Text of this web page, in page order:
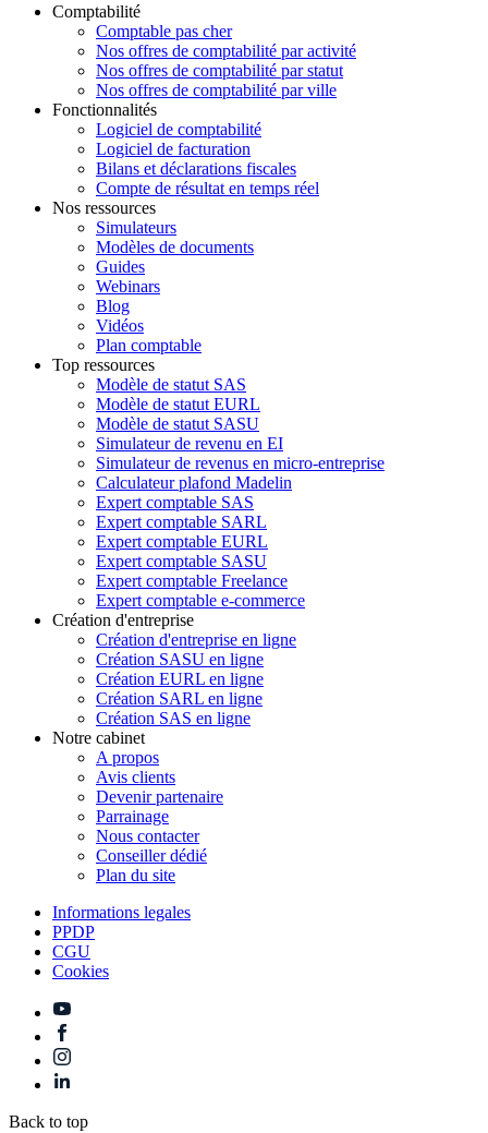
Comptabilité
Comptable pas cher
Nos offres de comptabilité par activité
Nos offres de comptabilité par statut
Nos offres de comptabilité par ville
Fonctionnalités
Logiciel de comptabilité
Logiciel de facturation
Bilans et déclarations fiscales
Compte de résultat en temps réel
Nos ressources
Simulateurs
Modèles de documents
Guides
Webinars
Blog
Vidéos
Plan comptable
Top ressources
Modèle de statut SAS
Modèle de statut EURL
Modèle de statut SASU
Simulateur de revenu en EI
Simulateur de revenus en micro-entreprise
Calculateur plafond Madelin
Expert comptable SAS
Expert comptable SARL
Expert comptable EURL
Expert comptable SASU
Expert comptable Freelance
Expert comptable e-commerce
Création d'entreprise
Création d'entreprise en ligne
Création SASU en ligne
Création EURL en ligne
Création SARL en ligne
Création SAS en ligne
Notre cabinet
A propos
Avis clients
Devenir partenaire
Parrainage
Nous contacter
Conseiller dédié
Plan du site
Informations legales
PPDP
CGU
Cookies
Back to top